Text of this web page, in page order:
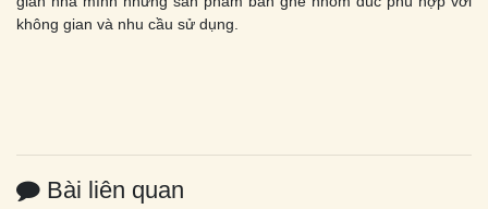
không gian và nhu cầu sử dụng.
Bài liên quan